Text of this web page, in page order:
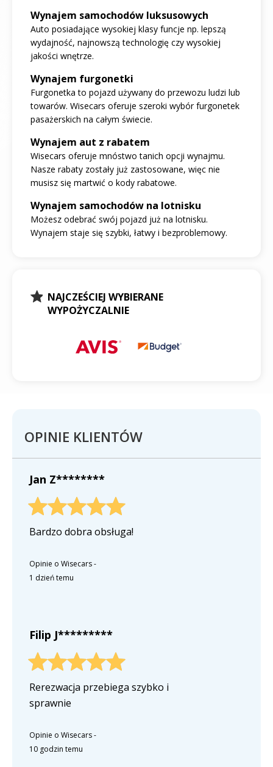
Wynajem samochodów luksusowych
Auto posiadające wysokiej klasy funcje np. lepszą
wydajność, najnowszą technologię czy wysokiej
jakości wnętrze.
Wynajem furgonetki
Furgonetka to pojazd używany do przewozu ludzi lub
towarów. Wisecars oferuje szeroki wybór furgonetek
pasażerskich na całym świecie.
Wynajem aut z rabatem
Wisecars oferuje mnóstwo tanich opcji wynajmu.
Nasze rabaty zostały już zastosowane, więc nie
musisz się martwić o kody rabatowe.
Wynajem samochodów na lotnisku
Możesz odebrać swój pojazd już na lotnisku.
Wynajem staje się szybki, łatwy i bezproblemowy.
NAJCZEŚCIEJ WYBIERANE
WYPOŻYCZALNIE
OPINIE KLIENTÓW
Jan Z********
Bardzo dobra obsługa!
Opinie o Wisecars-
1 dzień temu
Filip J*********
Rerezwacja przebiega szybko i
sprawnie
Opinie o Wisecars-
10 godzin temu